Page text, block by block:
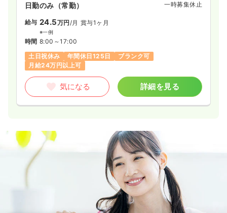
日勤のみ（常勤） 一時募集休止
給与 24.5万円 /月 賞与1ヶ月
※一例
時間 8:00～17:00
土日祝休み
年間休日125日
ブランク可
月給24万円以上可
気になる 詳細を見る